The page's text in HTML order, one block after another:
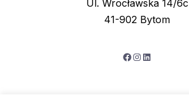
Ul. Wrocławska 14/6c
41-902 Bytom
Facebook
Instagram
LinkedIn